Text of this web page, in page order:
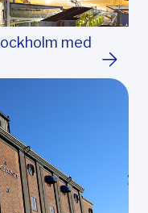
med